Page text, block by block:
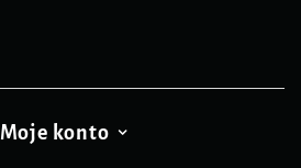
Moje konto